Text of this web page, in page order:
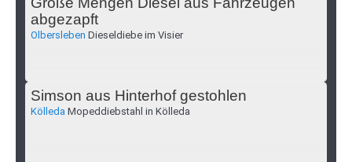
abgezapft
Olbersleben Dieseldiebe im Visier
Simson aus Hinterhof gestohlen
Kölleda Mopeddiebstahl in Kölleda